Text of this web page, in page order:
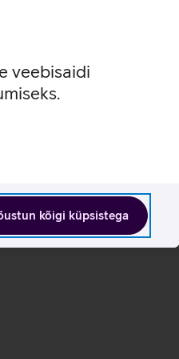
veebisaidi
kõigi küpsistega